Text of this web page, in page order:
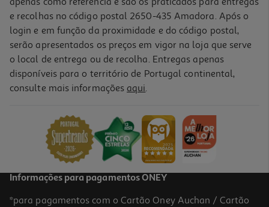
Desinstalação De Equipamento
14,99 €
e recolhas no código postal 2650-435 Amadora. Após o
login e em função da proximidade e do código postal,
serão apresentados os preços em vigor na loja que serve
o local de entrega ou de recolha. Entregas apenas
disponíveis para o território de Portugal continental,
consulte mais informações aqui.
Informações para pagamentos ONEY
*para pagamentos com o Cartão Oney Auchan / Cartão